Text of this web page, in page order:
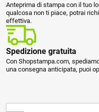
Anteprima di stampa con il tuo
qualcosa non ti piace, potrai
effettiva.
Spedizione gratuita
Con Shopstampa.com,
una consegna anticipata, puoi